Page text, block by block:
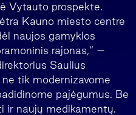
Vytauto prospekte.
Kauno miesto centre
naujos gamyklos
rajonas,“ –
Saulius
tik modernizavome
pajėgumus. Be
ir naujų medikamentų.